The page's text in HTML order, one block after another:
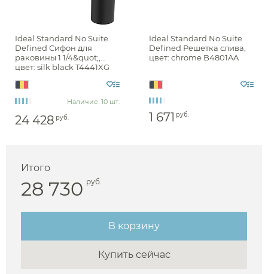
Мебель для ванной
комнаты
Ершики
Крючки
Мебель для ванной комнаты
Смесители встраиваемые для душа и ванны
Смесители накладные для душа и ванны
Ideal Standard No Suite
Defined Сифон для
раковины 1 1/4&quot;,
цвет: silk black T4441XG
Наличие: 10 шт.
24 428 руб.
Ideal Standard No Suite
Defined Решетка слива,
цвет: chrome B4801AA
1 671 руб.
Итого
28 730 руб.
В корзину
Купить сейчас